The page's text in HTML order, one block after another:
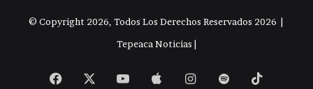
© Copyright 2026, Todos Los Derechos Reservados 2026 |
Tepeaca Noticias |
Facebook YouTubeAppleInstagram
Spotify